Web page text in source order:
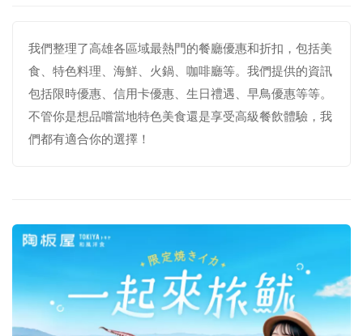
我們整理了高雄各區域最熱門的餐廳優惠和折扣，包括美
食、特色料理、海鮮、火鍋、咖啡廳等。我們提供的資訊
包括限時優惠、信用卡優惠、生日禮遇、早鳥優惠等等。
不管你是想品嚐當地特色美食還是享受高級餐飲體驗，我
們都有適合你的選擇！